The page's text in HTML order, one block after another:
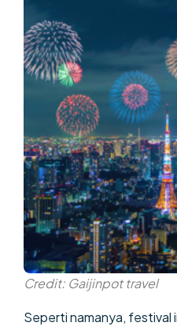
Credit: Gaijinpot travel
Seperti namanya, festival